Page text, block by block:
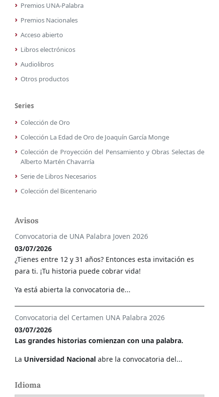
Premios UNA-Palabra
Premios Nacionales
Acceso abierto
Libros electrónicos
Audiolibros
Otros productos
Series
Colección de Oro
Colección La Edad de Oro de Joaquín García Monge
Colección de Proyección del Pensamiento y Obras Selectas de
Alberto Martén Chavarría
Serie de Libros Necesarios
Colección del Bicentenario
Avisos
Convocatoria de UNA Palabra Joven 2026
03/07/2026
¿Tienes entre 12 y 31 años? Entonces esta invitación es
para ti. ¡Tu historia puede cobrar vida!
Ya está abierta la convocatoria de...
Convocatoria del Certamen UNA Palabra 2026
03/07/2026
Las grandes historias comienzan con una palabra.
La Universidad Nacional abre la convocatoria del...
Idioma